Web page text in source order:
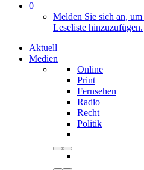
0
Melden Sie sich an,
Leseliste hinzuzufügen.
Aktuell
Medien
Online
Print
Fernsehen
Radio
Recht
Politik